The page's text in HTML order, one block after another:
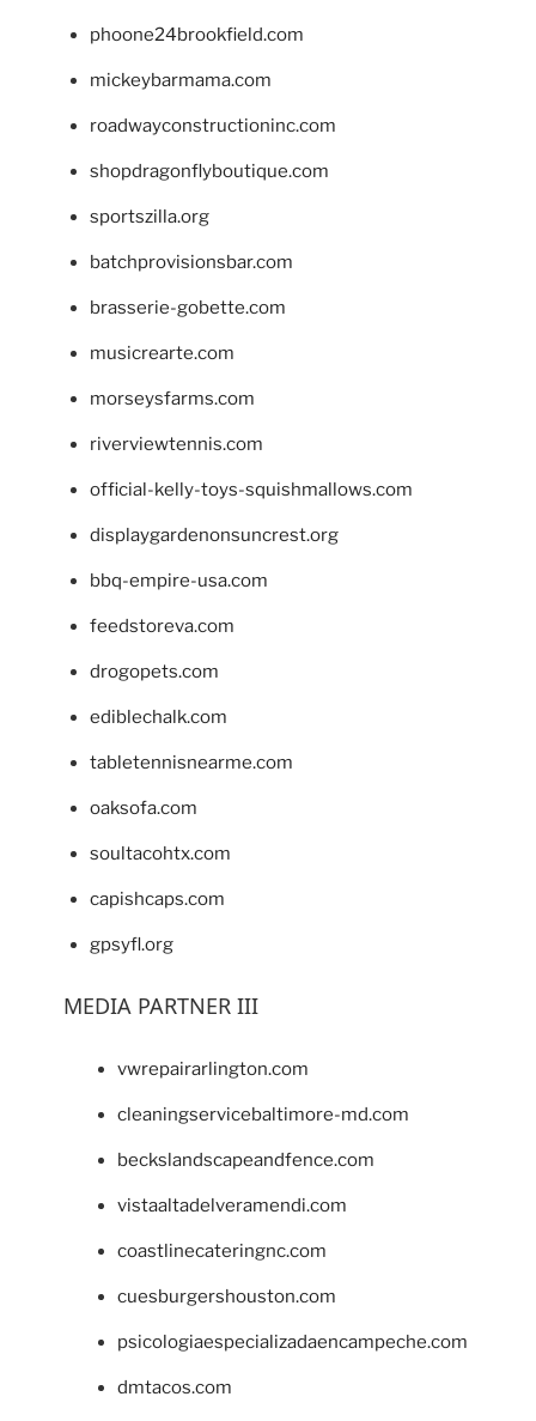
phoone24brookfield.com
mickeybarmama.com
roadwayconstructioninc.com
shopdragonflyboutique.com
sportszilla.org
batchprovisionsbar.com
brasserie-gobette.com
musicrearte.com
morseysfarms.com
riverviewtennis.com
official-kelly-toys-squishmallows.com
displaygardenonsuncrest.org
bbq-empire-usa.com
feedstoreva.com
drogopets.com
ediblechalk.com
tabletennisnearme.com
oaksofa.com
soultacohtx.com
capishcaps.com
gpsyfl.org
MEDIA PARTNER III
vwrepairarlington.com
cleaningservicebaltimore-md.com
beckslandscapeandfence.com
vistaaltadelveramendi.com
coastlinecateringnc.com
cuesburgershouston.com
psicologiaespecializadaencampeche.com
dmtacos.com